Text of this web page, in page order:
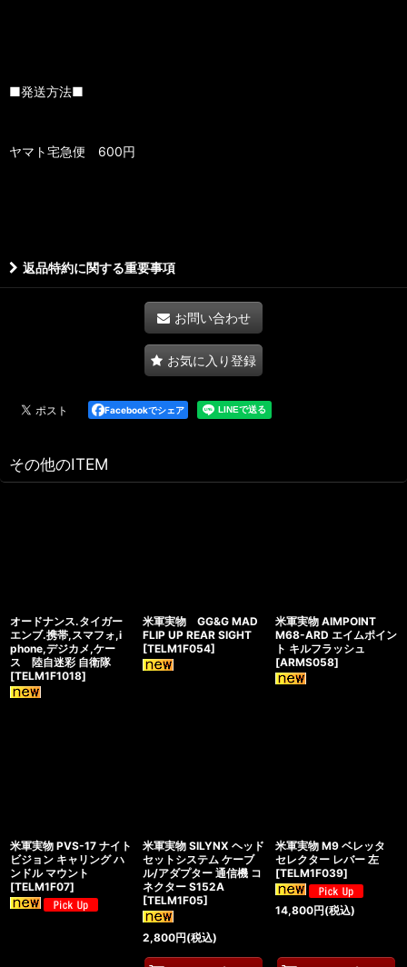
■発送方法■
ヤマト宅急便 600円
返品特約に関する重要事項
お問い合わせ
お気に入り登録
Facebookでシェア
その他のITEM
オードナンス.タイガー
エンブ.携帯,スマフォ,i
phone,デジカメ,ケー
ス 陸自迷彩 自衛隊
[TELM1F1018]
米軍実物 GG&G MAD
FLIP UP REAR SIGHT
[TELM1F054]
米軍実物 AIMPOINT
M68-ARD エイムポイン
ト キルフラッシュ
[ARMS058]
米軍実物 PVS-17 ナイト
ビジョン キャリング ハ
ンドル マウント
[TELM1F07]
米軍実物 SILYNX ヘッド
セットシステム ケーブ
ル/アダプター 通信機 コ
ネクター S152A
[TELM1F05]
2,800円(税込)
米軍実物 M9 ベレッタ
セレクター レバー 左
[TELM1F039]
14,800円(税込)